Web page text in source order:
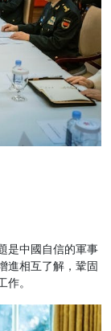
是中國自信的軍事
進相互了解，鞏固
。